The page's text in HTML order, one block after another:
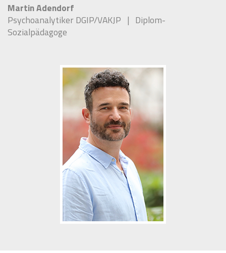
Martin Adendorf
Psychoanalytiker DGIP/VAKJP | Diplom-
Sozialpädagoge